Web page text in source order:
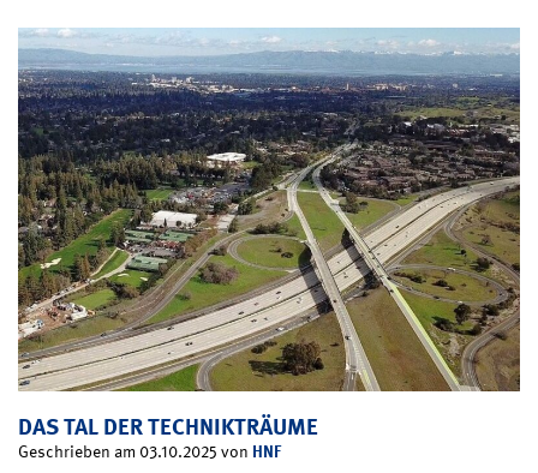
DAS TAL DER TECHNIKTRÄUME
Geschrieben am 03.10.2025 von HNF